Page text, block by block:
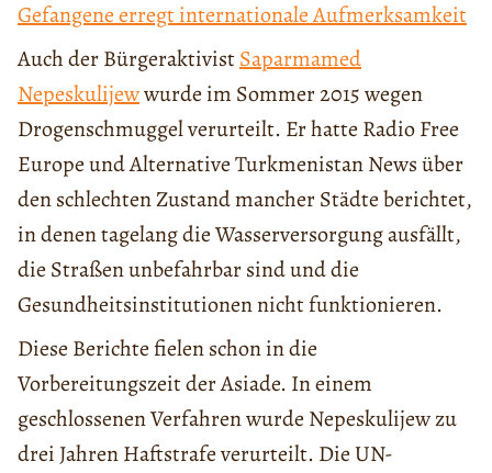
Gefangene erregt internationale Aufmerksamkeit
Auch der BürgeraktivistSaparmamed
Nepeskulijewwurde im Sommer 2015 wegen
Drogenschmuggel verurteilt. Er hatte Radio Free
Europe und Alternative Turkmenistan News über
den schlechten Zustand mancher Städte berichtet,
in denen tagelang die Wasserversorgung ausfällt,
die Straßen unbefahrbar sind und die
Gesundheitsinstitutionen nicht funktionieren.
Diese Berichte fielen schon in die
Vorbereitungszeit der Asiade. In einem
geschlossenen Verfahren wurde Nepeskulijew zu
drei Jahren Haftstrafe verurteilt. Die UN-